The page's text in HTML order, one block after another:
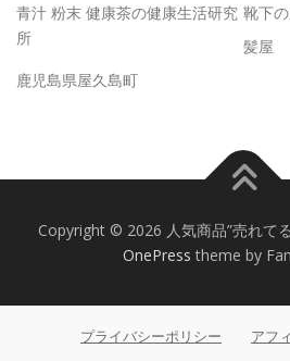
青汁 粉末 健康茶の健康生活研究
所
靴下
髪屋
鹿児島県屋久島町
Copyright © 2026 人気商品”売れて
OnePress theme by
プライバシーポリシー アフ